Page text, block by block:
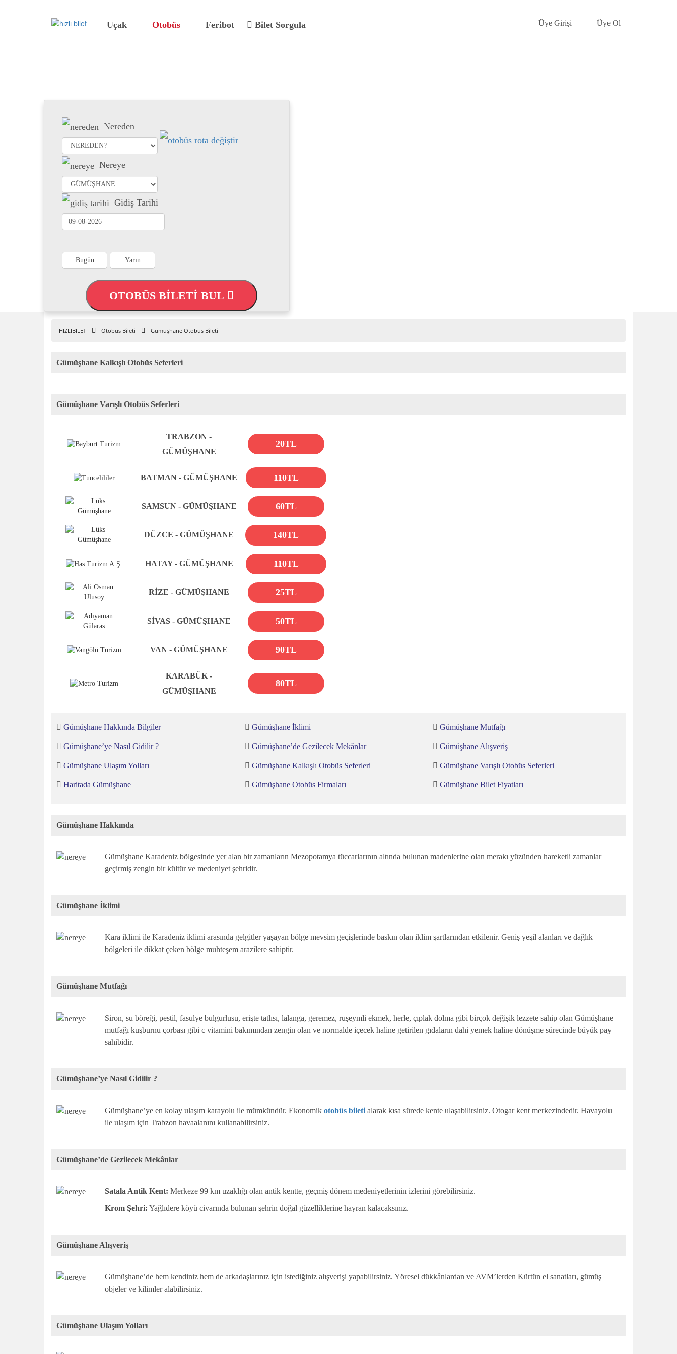
Uçak Otobüs Feribot Bilet Sorgula Üye Girişi Üye Ol
Nereden
Nereye
Gidiş Tarihi
Bugün Yarın
OTOBÜS BİLETİ BUL
HIZLIBİLET Otobüs Bileti Gümüşhane Otobüs Bileti
Gümüşhane Kalkışlı Otobüs Seferleri
Gümüşhane Varışlı Otobüs Seferleri
TRABZON -
GÜMÜŞHANE
20TL
BATMAN - GÜMÜŞHANE 110TL
SAMSUN - GÜMÜŞHANE 60TL
DÜZCE - GÜMÜŞHANE 140TL
HATAY - GÜMÜŞHANE 110TL
RİZE - GÜMÜŞHANE 25TL
SİVAS - GÜMÜŞHANE 50TL
VAN - GÜMÜŞHANE 90TL
KARABÜK -
GÜMÜŞHANE
80TL
Gümüşhane Hakkında Bilgiler Gümüşhane İklimi Gümüşhane Mutfağı
Gümüşhane’ye Nasıl Gidilir ? Gümüşhane’de Gezilecek Mekânlar Gümüşhane Alışveriş
Gümüşhane Ulaşım Yolları Gümüşhane Kalkışlı Otobüs Seferleri Gümüşhane Varışlı Otobüs Seferleri
Haritada Gümüşhane Gümüşhane Otobüs Firmaları Gümüşhane Bilet Fiyatları
Gümüşhane Hakkında
Gümüşhane Karadeniz bölgesinde yer alan bir zamanların Mezopotamya tüccarlarının altında bulunan madenlerine olan merakı yüzünden hareketli zamanlar
geçirmiş zengin bir kültür ve medeniyet şehridir.
Gümüşhane İklimi
Kara iklimi ile Karadeniz iklimi arasında gelgitler yaşayan bölge mevsim geçişlerinde baskın olan iklim şartlarından etkilenir. Geniş yeşil alanları ve dağlık
bölgeleri ile dikkat çeken bölge muhteşem arazilere sahiptir.
Gümüşhane Mutfağı
Siron, su böreği, pestil, fasulye bulgurlusu, erişte tatlısı, lalanga, geremez, ruşeymli ekmek, herle, çıplak dolma gibi birçok değişik lezzete sahip olan Gümüşhane
mutfağı kuşburnu çorbası gibi c vitamini bakımından zengin olan ve normalde içecek haline getirilen gıdaların dahi yemek haline dönüşme sürecinde büyük pay
sahibidir.
Gümüşhane’ye Nasıl Gidilir ?
Gümüşhane’ye en kolay ulaşım karayolu ile mümkündür. Ekonomik otobüs biletialarak kısa sürede kente ulaşabilirsiniz. Otogar kent merkezindedir. Havayolu
ile ulaşım için Trabzon havaalanını kullanabilirsiniz.
Gümüşhane’de Gezilecek Mekânlar
Satala Antik Kent: Merkeze 99 km uzaklığı olan antik kentte, geçmiş dönem medeniyetlerinin izlerini görebilirsiniz.
Krom Şehri: Yağlıdere köyü civarında bulunan şehrin doğal güzelliklerine hayran kalacaksınız.
Gümüşhane Alışveriş
Gümüşhane’de hem kendiniz hem de arkadaşlarınız için istediğiniz alışverişi yapabilirsiniz. Yöresel dükkânlardan ve AVM’lerden Kürtün el sanatları, gümüş
objeler ve kilimler alabilirsiniz.
Gümüşhane Ulaşım Yolları